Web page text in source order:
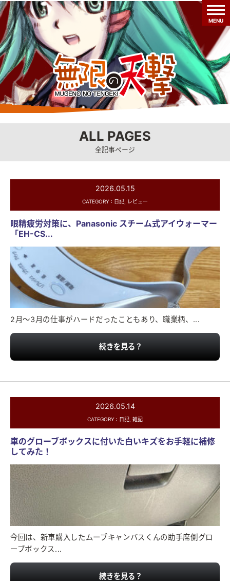
MENU
ALL PAGES
全記事ページ
2026.05.15
CATEGORY : 日記 レビュー
眼精疲労対策に、Panasonic スチーム式アイウォーマー
「EH-CS...
2月〜3月の仕事がハードだったこともあり、職業柄、...
続きを見る？
2026.05.14
CATEGORY : 日記 雑記
車のグローブボックスに付いた白いキズをお手軽に補修
してみた！
今回は、新車購入したムーブキャンバスくんの助手席側グロ
ーブボックス...
続きを見る？